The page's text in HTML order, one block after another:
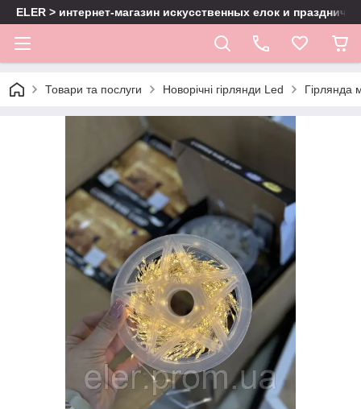
ELER > интернет-магазин искусственных елок и
Товари та послуги Новорічні гірлянди Led Гірлянда